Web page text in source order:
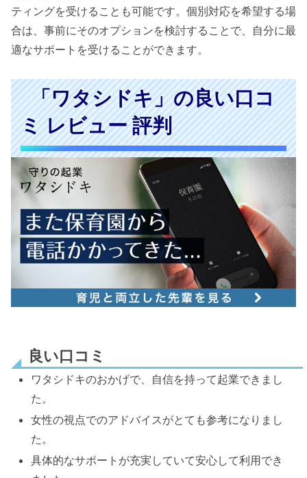
ティングを受けることも可能です。個別対応を希望する場
合は、事前にそのオプションを検討することで、自分に最
適なサポートを受けることができます。
「ワタシドキ」の良い口コ
ミ レビュー 評判
良い口コミ
ワタシドキのおかげで、自信を持って起業できまし
た。
女性の視点でのアドバイスがとても参考になりまし
た。
具体的なサポートが充実していて安心して利用でき